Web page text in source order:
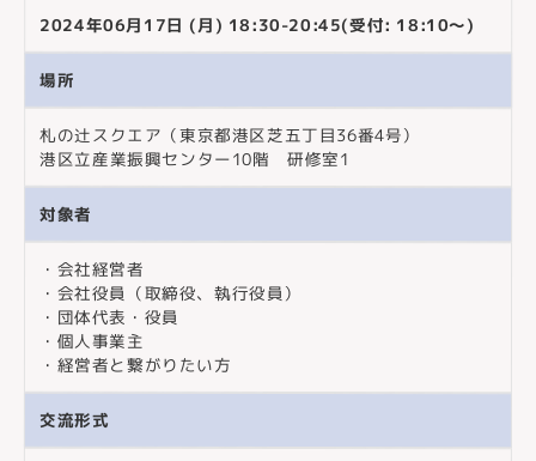
2024年06月17日 (月) 18:30-20:45(受付: 18:10～)
場所
札の辻スクエア（東京都港区芝五丁目36番4号）
港区立産業振興センター10階 研修室1
対象者
・会社経営者
・会社役員（取締役、執行役員）
・団体代表・役員
・個人事業主
・経営者と繋がりたい方
交流形式